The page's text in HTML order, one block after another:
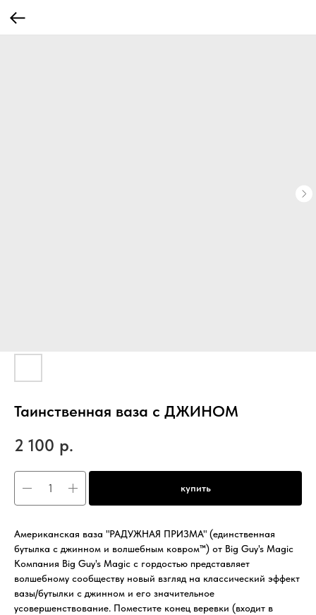
Таинственная ваза с ДЖИНОМ
2 100 р.
купить
Американская ваза "РАДУЖНАЯ ПРИЗМА" (единственная
бутылка с джинном и волшебным ковром™) от Big Guy's Magic
Компания Big Guy's Magic с гордостью представляет
волшебному сообществу новый взгляд на классический эффект
вазы/бутылки с джинном и его значительное
усовершенствование. Поместите конец веревки (входит в